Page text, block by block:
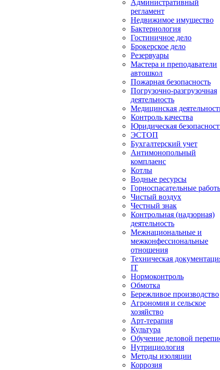
Административный
регламент
Недвижимое имущество
Бактериология
Гостиничное дело
Брокерское дело
Резервуары
Мастера и преподаватели
автошкол
Пожарная безопасность
Погрузочно-разгрузочная
деятельность
Медицинская
Контроль качества
Юридическая
ЭСТОП
Бухгалтерский учет
Антимонопольный
комплаенс
Котлы
Водные ресурсы
Горноспасательные
Чистый воздух
Честный знак
Контрольная (надзорная)
деятельность
Межнациональные и
межконфессиональные
отношения
Техническая
IT
Нормоконтроль
Обмотка
Бережливое производство
Агрономия и сельское
хозяйство
Арт-терапия
Культура
Обучение деловой
Нутрициология
Методы изоляции
Коррозия